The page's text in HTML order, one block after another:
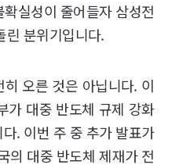
실성이 줄어들자 삼성전
린 분위기입니다.
오른 것은 아닙니다. 이
가 대중 반도체 규제 강화
. 이번 주 중 추가 발표가
의 대중 반도체 제재가 전